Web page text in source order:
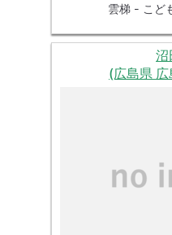
雲梯 - こど
沼
(広島県